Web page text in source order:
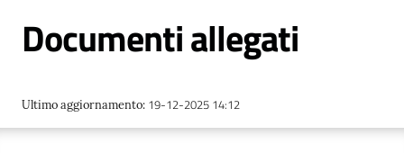
Chi
Siamo
Documenti allegati
Ultimo aggiornamento: 19-12-2025 14:12